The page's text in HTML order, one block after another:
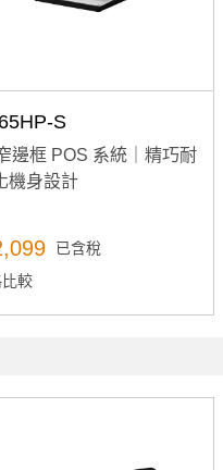
S
邊框 POS 系統｜精巧耐
機身設計
已含稅
較